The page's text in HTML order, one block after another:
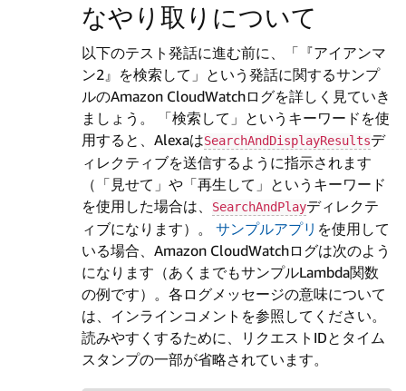
なやり取りについて
以下のテスト発話に進む前に、「『アイアンマ
ン2』を検索して」という発話に関するサンプ
ルのAmazon CloudWatchログを詳しく見ていき
ましょう。 「検索して」というキーワードを使
用すると、AlexaはSearchAndDisplayResultsデ
ィレクティブを送信するように指示されます
（「見せて」や「再生して」というキーワード
を使用した場合は、
SearchAndPlayディレクテ
ィブになります）。 サンプルアプリ を使用して
いる場合、Amazon CloudWatchログは次のよう
になります（あくまでもサンプルLambda関数
の例です）。各ログメッセージの意味について
は、インラインコメントを参照してください。
読みやすくするために、リクエストIDとタイム
スタンプの一部が省略されています。